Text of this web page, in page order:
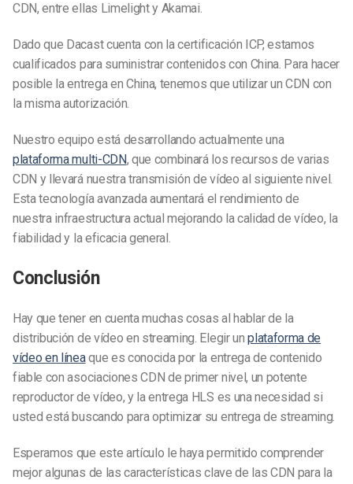
CDN, entre ellas Limelight y Akamai.
Dado que Dacast cuenta con la certificación ICP, estamos
cualificados para suministrar contenidos con China. Para hacer
posible la entrega en China, tenemos que utilizar un CDN con
la misma autorización.
Nuestro equipo está desarrollando actualmente una
plataforma multi-CDN, que combinará los recursos de varias
CDN y llevará nuestra transmisión de vídeo al siguiente nivel.
Esta tecnología avanzada aumentará el rendimiento de
nuestra infraestructura actual mejorando la calidad de vídeo, la
fiabilidad y la eficacia general.
Conclusión
Hay que tener en cuenta muchas cosas al hablar de la
distribución de vídeo en streaming. Elegir unplataforma de
vídeo en líneaque es conocida por la entrega de contenido
fiable con asociaciones CDN de primer nivel, un potente
reproductor de vídeo, y la entrega HLS es una necesidad si
usted está buscando para optimizar su entrega de streaming.
Esperamos que este artículo le haya permitido comprender
mejor algunas de las características clave de las CDN para la